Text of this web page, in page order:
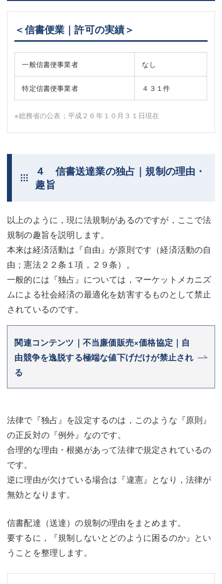
＜信書便業｜許可の実績＞
一般信書便事業者 なし
特定信書便事業者 ４３１件
※総務省の公表；平成２６年１０月３１日現在
４ 信書送達業の独占｜規制の理由・
趣旨
以上のように，現に法規制があるのですが，ここで法
規制の趣旨を説明します。
本来は経済活動は『自由』が原則です（経済活動の自
由；憲法２２条１項，２９条）。
一般的には『独占』については，マーケットメカニズ
ムによる社会経済の最適化を妨害するものとして禁止
されているのです。
関連コンテンツ｜不当廉価販売×価格協定｜自
由競争を逸脱する極端な値下げだけが禁止され
る
法律で『独占』を設定するのは，このような『原則』
の正反対の『例外』なのです。
合理的な理由・根拠があって法律で規定されているの
です。
逆に理由が欠けている場合は『違憲』となり，法律が
無効となります。
信書配達（送達）の規制の理由をまとめます。
要するに，『規制しないとどのように困るのか』とい
うことを整理します。